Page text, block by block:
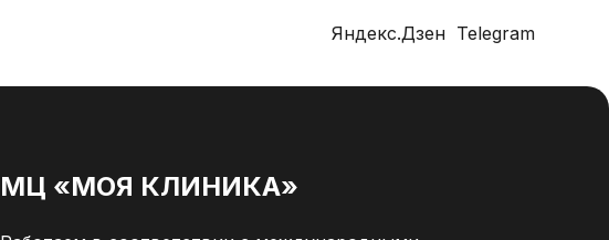
Telegram
Яндекс.Дзен
МЦ «МОЯ КЛИНИКА»